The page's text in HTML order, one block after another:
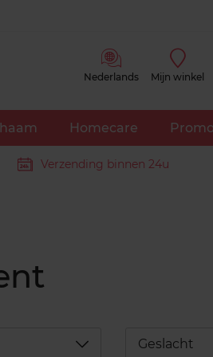
Nederlands Mijn winkel
Homecare
Verzending binnen 24u
Déplier Geslacht